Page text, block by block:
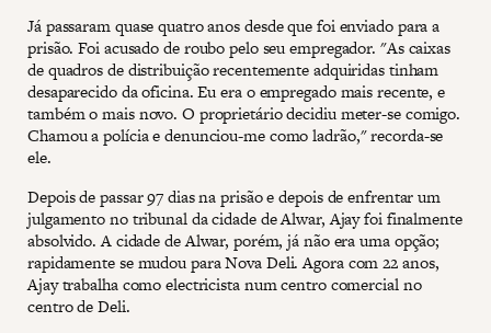
Já passaram quase quatro anos desde que foi enviado para a
prisão. Foi acusado de roubo pelo seu empregador. "As caixas
de quadros de distribuição recentemente adquiridas tinham
desaparecido da oficina. Eu era o empregado mais recente, e
também o mais novo. O proprietário decidiu meter-se comigo.
Chamou a polícia e denunciou-me como ladrão," recorda-se
ele.
Depois de passar 97 dias na prisão e depois de enfrentar um
julgamento no tribunal da cidade de Alwar, Ajay foi finalmente
absolvido. A cidade de Alwar, porém, já não era uma opção;
rapidamente se mudou para Nova Deli. Agora com 22 anos,
Ajay trabalha como electricista num centro comercial no
centro de Deli.